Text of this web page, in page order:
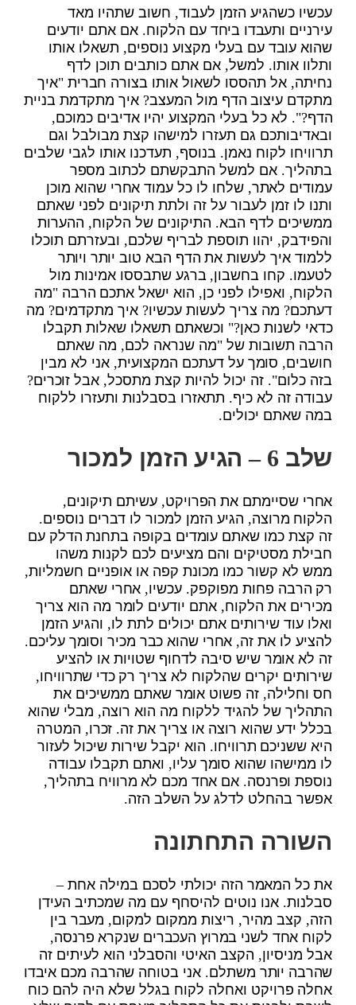
עכשיו כשהגיע הזמן לעבוד, חשוב שתהיו מאד
עירניים ותעבדו ביחד עם הלקוח. אם אתם יודעים
שהוא עובד עם בעלי מקצוע נוספים, תשאלו אותו
ותלוו אותו. למשל, אם אתם כותבים תוכן לדף
נחיתה, אל תהססו לשאול אותו בצורה חברית "איך
מתקדם עיצוב הדף מול המעצב? איך מתקדמת בניית
הדף?". לא כל בעלי המקצוע יהיו אדיבים כמוכם,
ובאדיבותכם גם תעזרו למישהו קצת מבולבל וגם
תרוויחו לקוח נאמן. בנוסף, תעדכנו אותו לגבי שלבים
בתהליך. אם למשל התבקשתם לכתוב מספר
עמודים לאתר, שלחו לו כל עמוד אחרי שהוא מוכן
ותנו לו זמן לעבור על זה ולתת תיקונים לפני שאתם
ממשיכים לדף הבא. התיקונים של הלקוח, ההערות
והפידבק, יהוו תוספת לבריף שלכם, ובעזרתם תוכלו
ללמוד איך לעשות את הדף הבא טוב יותר ויותר
לטעמו. קחו בחשבון, ברגע שתבססו אמינות מול
הלקוח, ואפילו לפני כן, הוא ישאל אתכם הרבה "מה
דעתכם? מה צריך לעשות עכשיו? איך מתקדמים? מה
כדאי לשנות כאן?" וכשאתם תשאלו שאלות תקבלו
הרבה תשובות של "מה שנראה לכם, מה שאתם
חושבים, סומך על דעתכם המקצועית, אני לא מבין
בזה כלום". זה יכול להיות קצת מתסכל, אבל זוכרים?
עבודה זה לא כיף. תתאזרו בסבלנות ותעזרו ללקוח
במה שאתם יכולים.
שלב 6 – הגיע הזמן למכור
אחרי שסיימתם את הפרויקט, עשיתם תיקונים,
הלקוח מרוצה, הגיע הזמן למכור לו דברים נוספים.
זה קצת כמו שאתם עומדים בקופה בתחנת הדלק עם
חבילת מסטיקים והם מציעים לכם לקנות משהו
ממש לא קשור כמו מכונת קפה או אופניים חשמליות,
רק הרבה פחות מפוקפק. עכשיו, אחרי שאתם
מכירים את הלקוח, אתם יודעים לומר מה הוא צריך
ואלו עוד שירותים אתם יכולים לתת לו, והגיע הזמן
להציע לו את זה, אחרי שהוא כבר מכיר וסומך עליכם.
זה לא אומר שיש סיבה לדחוף שטויות או להציע
שירותים יקרים שהלקוח לא צריך רק כדי שתרוויחו,
חס וחלילה, זה פשוט אומר שאתם ממשיכים את
התהליך של להגיד ללקוח מה הוא רוצה, מבלי שהוא
בכלל ידע שהוא רוצה או צריך את זה. זכרו, המטרה
היא ששניכם תרוויחו. הוא יקבל שירות שיכול לעזור
לו ממישהו שהוא סומך עליו, ואתם תקבלו עבודה
נוספת ופרנסה. אם אחד מכם לא מרוויח בתהליך,
אפשר בהחלט לדלג על השלב הזה.
השורה התחתונה
את כל המאמר הזה יכולתי לסכם במילה אחת –
סבלנות. אנו נוטים להיסחף עם מה שמכתיב העידן
הזה, קצב מהיר, ריצות ממקום למקום, מעבר בין
לקוח אחד לשני במרוץ העכברים שנקרא פרנסה,
אבל מניסיון, הקצב האיטי והסבלני הוא לעיתים זה
שהרבה יותר משתלם. אני בטוחה שהרבה מכם איבדו
אחלה פרויקט ואחלה לקוח בגלל שלא היה להם כוח